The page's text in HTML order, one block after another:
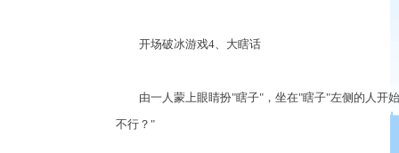
开场破冰游戏4、大瞎话
由一人蒙上眼睛扮"瞎子"，坐在"瞎子"左侧的人开始
不行？"